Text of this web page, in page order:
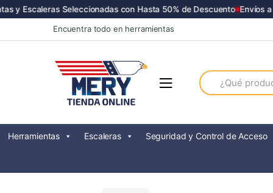
Escaleras Seleccionadas con Hasta 50% de Descuento Envíos a
to
to
Encuentra todo en herramientas
Search
for:
Herramientas Escaleras Seguridad y Control de Acceso